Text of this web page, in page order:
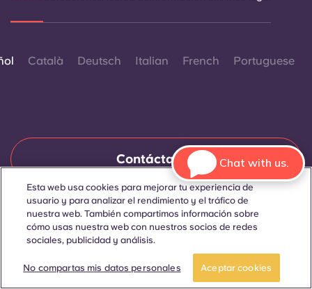
habitación
Reserva una
visita
Català Deutsch Italian French Portuguese
Contáctanos
© 2026. Todos los derechos reservados.
Siempre que en esta página web aparezcan palabras que
denoten un género concreto, se refieren a todo el mundo, sin
distinción de género.
Esta web usa cookies para mejorar tu experiencia de
usuario y para analizar el rendimiento y el tráfico de
nuestra web. También compartimos información sobre
cómo usas nuestra web con nuestros socios de redes
sociales, publicidad y análisis.
No compartas mis datos personales Aceptar cookies
Chat with us.